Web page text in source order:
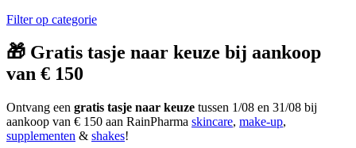
Filter op categorie
🎁 Gratis tasje naar keuze bij aankoop
van € 150
Ontvang een gratis tasje naar keuze tussen 1/08 en 31/08 bij
aankoop van € 150 aan RainPharma skincare, make-up,
supplementen & shakes!